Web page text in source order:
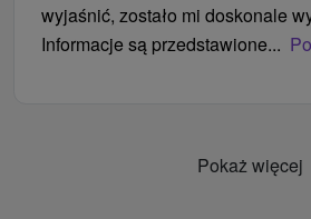
wyjaśnić, zostało mi doskonale
Informacje są przedstawione...
Pokaż więcej